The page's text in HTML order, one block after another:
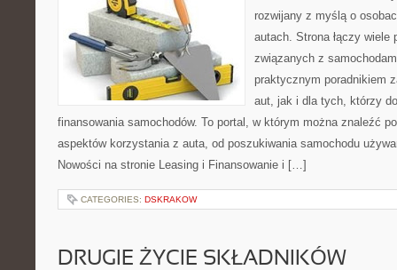
rozwijany z myślą o
autach. Strona łączy wiele
związanych z
praktycznym poradnikiem
aut, jak i dla tych, którzy
finansowania samochodów. To portal, w którym można znaleźć
aspektów korzystania z auta, od poszukiwania samochodu
Nowości na stronie Leasing i Finansowanie i […]
CATEGORIES: DSKRAKOW
DRUGIE ŻYCIE SKŁADNIKÓW